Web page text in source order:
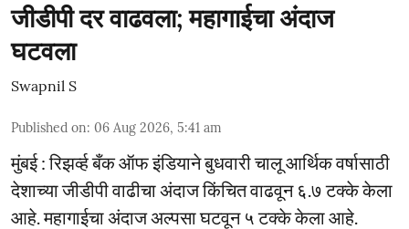
जीडीपी दर वाढवला; महागाईचा अंदाज
घटवला
Swapnil S
Published on: 06 Aug 2026, 5:41 am
मुंबई : रिझर्व्ह बँक ऑफ इंडियाने बुधवारी चालू आर्थिक वर्षासाठी
देशाच्या जीडीपी वाढीचा अंदाज किंचित वाढवून ६.७ टक्के केला
आहे. महागाईचा अंदाज अल्पसा घटवून ५ टक्के केला आहे.